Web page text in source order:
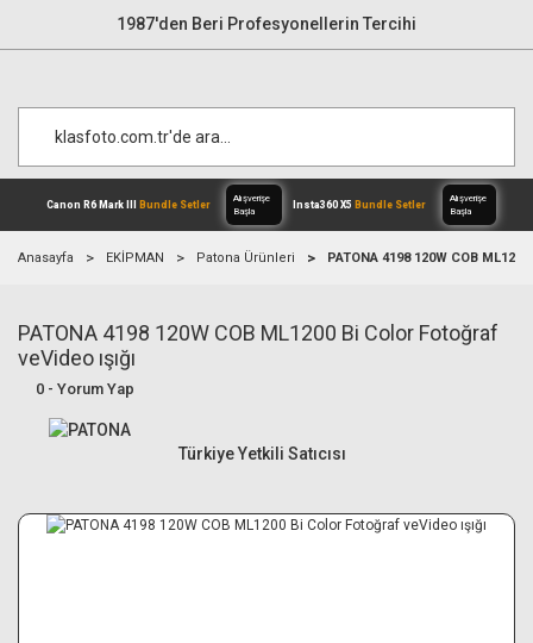
1987'den Beri Profesyonellerin Tercihi
Canon R6 Mark IIIBundle Setler
Alışverişe
Anasayfa EKİPMAN Patona Ürünleri PATONA 4198 120W COB
PATONA 4198 120W COB ML1200 Bi Color Fotoğraf
veVideo ışığı
0 - Yorum Yap
Türkiye Yetkili Satıcısı